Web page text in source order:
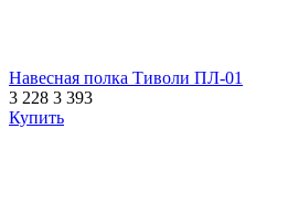
Навесная полка Тиволи ПЛ-01
3 228 3 393
Купить